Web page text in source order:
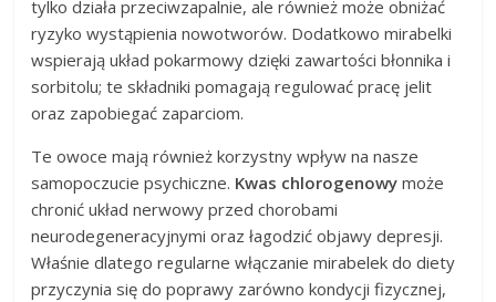
tylko działa przeciwzapalnie, ale również może obniżać
ryzyko wystąpienia nowotworów. Dodatkowo mirabelki
wspierają układ pokarmowy dzięki zawartości błonnika i
sorbitolu; te składniki pomagają regulować pracę jelit
oraz zapobiegać zaparciom.
Te owoce mają również korzystny wpływ na nasze
samopoczucie psychiczne. Kwas chlorogenowy może
chronić układ nerwowy przed chorobami
neurodegeneracyjnymi oraz łagodzić objawy depresji.
Właśnie dlatego regularne włączanie mirabelek do diety
przyczynia się do poprawy zarówno kondycji fizycznej,